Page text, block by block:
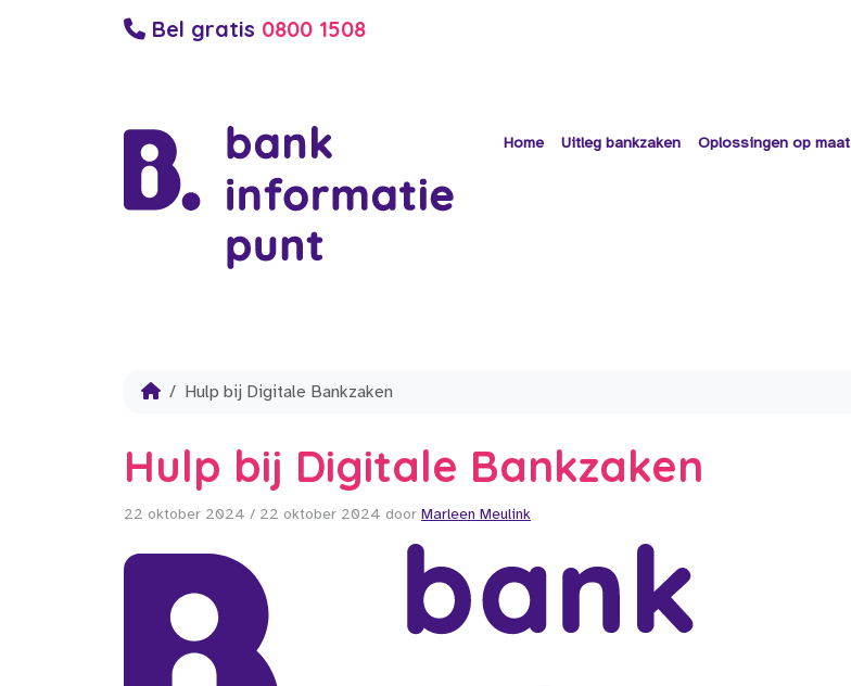
Bel gratis 0800 1508
Home Uitleg bankzaken Oplossingen op maat
Hulp bij Digitale Bankzaken
Hulp bij Digitale Bankzaken
22 oktober 2024 / 22 oktober 2024 door Marleen Meulink